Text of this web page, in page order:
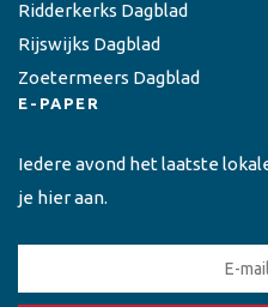
Ridderkerks Dagblad
Rijswijks Dagblad
Zoetermeers Dagblad
E-PAPER
Iedere avond het laatste
je hier aan.